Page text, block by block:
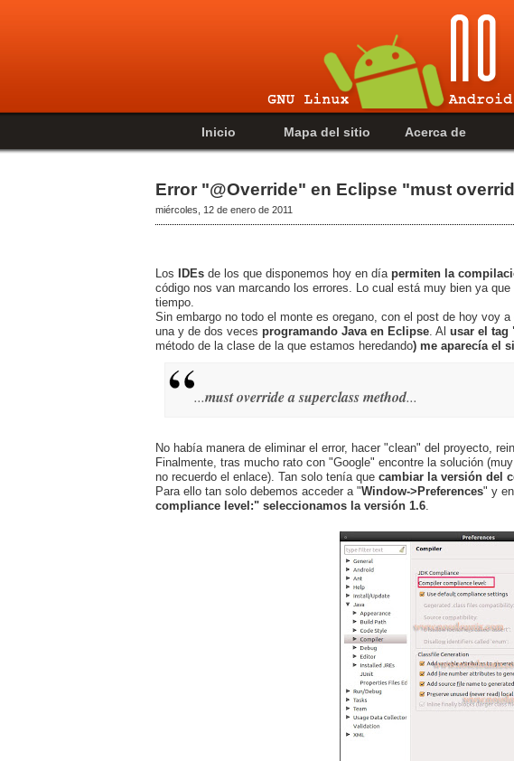
Inicio Mapa del sitio Acerca de
Error "@Override" en Eclipse "must
miércoles, 12 de enero de 2011
Los IDEs de los que disponemos hoy en día permiten la
código nos van marcando los errores. Lo cual está muy bien ya
tiempo.
Sin embargo no todo el monte es oregano, con el post de hoy voy
una y de dos veces programando Java en Eclipse . Al usar el tag
método de la clase de la que estamos heredando) me aparecía el
...must override a superclass method...
No había manera de eliminar el error, hacer "clean" del proyecto,
Finalmente, tras mucho rato con "Google" encontre la solución
no recuerdo el enlace). Tan solo tenía que cambiar la versión del
Para ello tan solo debemos acceder a "Window->Preferences" y
compliance level:" seleccionamos la versión 1.6